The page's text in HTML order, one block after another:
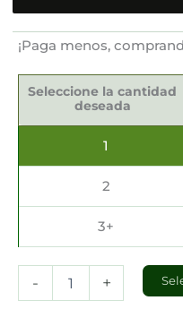
¡Paga menos,
Seleccione la cantidad
deseada
1
2
3+
-
para
Tazas
+